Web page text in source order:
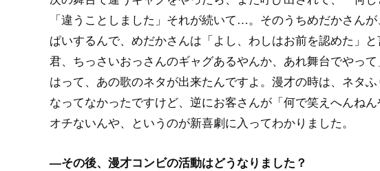
「違うことしました」それが続いて…。そのうちめだかさん
ぱいするんで、めだかさんは「よし、わしはお前を認めた」
君、ちっさいおっさんのギャグあるやんか、あれ舞台でやっ
はって、あの歌のネタが出来たんですよ。漫才の時は、ネタ
なってなかったですけど、逆にお客さんが「何で笑えへんね
オチないんや、というのが新喜劇に入ってわかりました。
―その後、漫才コンビの活動はどうなりました？